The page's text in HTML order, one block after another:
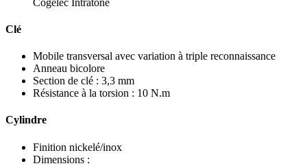
Clé
Mobile transversal avec variation à triple reconnaissance
Anneau bicolore
Section de clé : 3,3 mm
Résistance à la torsion : 10 N.m
Cylindre
Finition nickelé/inox
Dimensions :